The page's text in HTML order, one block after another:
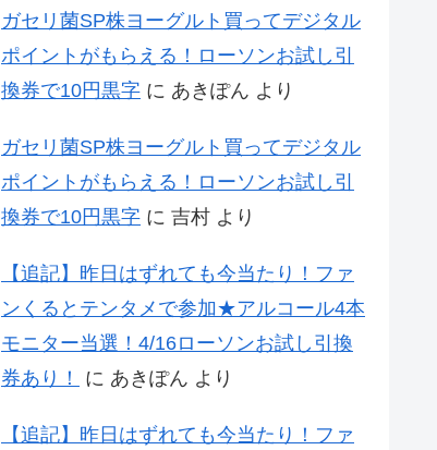
ガセリ菌SP株ヨーグルト買ってデジタル
ポイントがもらえる！ローソンお試し引
換券で10円黒字 に あきぽん より
ガセリ菌SP株ヨーグルト買ってデジタル
ポイントがもらえる！ローソンお試し引
換券で10円黒字 に 吉村 より
【追記】昨日はずれても今当たり！ファ
ンくるとテンタメで参加★アルコール4本
モニター当選！4/16ローソンお試し引換
券あり！
に あきぽん より
【追記】昨日はずれても今当たり！ファ